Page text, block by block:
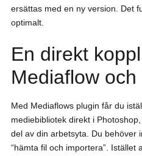
ersättas med en ny version. Det
optimalt.
En direkt
Mediaflow
Med Mediaflows plugin får du
mediebibliotek direkt i
del av din arbetsyta. Du behöver
“hämta fil och importera”. Istället